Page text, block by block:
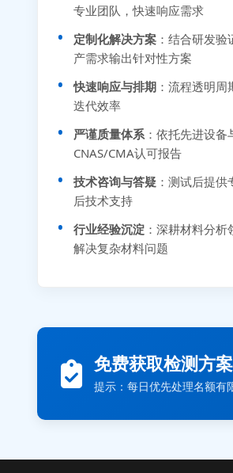
专业团队，快速响应需求
定制化解决方案 ：结合研发
产需求输出针对性方案
快速响应与排期 ：流程透明
迭代效率
严谨质量体系：依托先进设备
CNAS/CMA认可报告
技术咨询与答疑 ：测试后提
后技术支持
行业经验沉淀 ：深耕材料分
解决复杂材料问题
免费获取检测方案
提示：每日优先处理名额有